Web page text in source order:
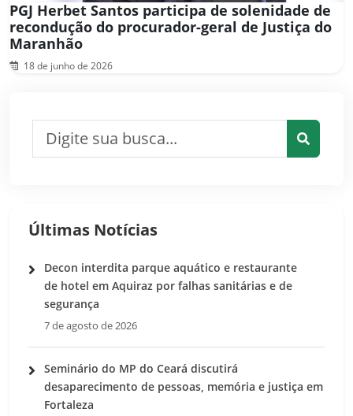
PGJ Herbet Santos participa de solenidade de
recondução do procurador-geral de Justiça do
Maranhão
18 de junho de 2026
Últimas Notícias
Decon interdita parque aquático e restaurante
de hotel em Aquiraz por falhas sanitárias e de
segurança
7 de agosto de 2026
Seminário do MP do Ceará discutirá
desaparecimento de pessoas, memória e justiça em
Fortaleza